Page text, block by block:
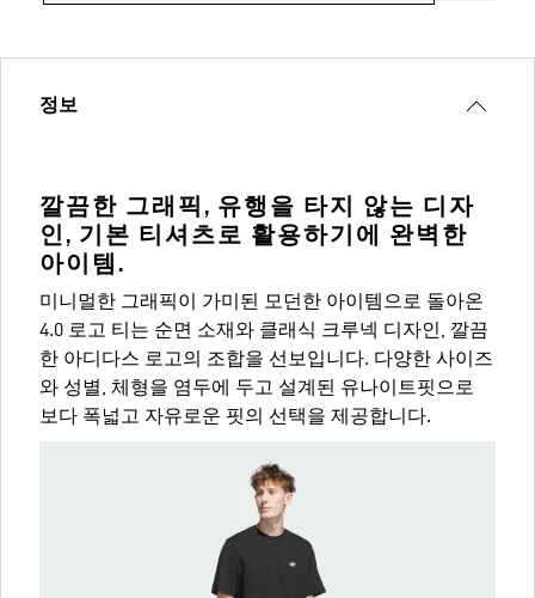
정보
깔끔한 그래픽, 유행을 타지 않는 디자
인, 기본 티셔츠로 활용하기에 완벽한
아이템.
미니멀한 그래픽이 가미된 모던한 아이템으로 돌아온
4.0 로고 티는 순면 소재와 클래식 크루넥 디자인, 깔끔
한 아디다스 로고의 조합을 선보입니다. 다양한 사이즈
와 성별, 체형을 염두에 두고 설계된 유나이트핏으로
보다 폭넓고 자유로운 핏의 선택을 제공합니다.